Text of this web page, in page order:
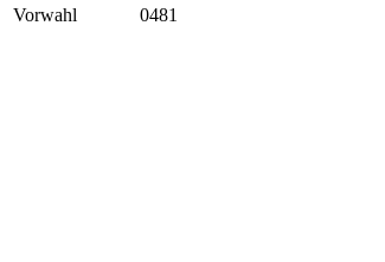
Vorwahl
0481